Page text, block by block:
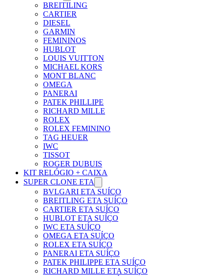
BREITILING
CARTIER
DIESEL
GARMIN
FEMININOS
HUBLOT
LOUIS VUITTON
MICHAEL KORS
MONT BLANC
OMEGA
PANERAI
PATEK PHILLIPE
RICHARD MILLE
ROLEX
ROLEX FEMININO
TAG HEUER
IWC
TISSOT
ROGER DUBUIS
KIT RELÓGIO + CAIXA
SUPER CLONE ETA
BVLGARI ETA SUÍÇO
BREITLING ETA SUÍÇO
CARTIER ETA SUÍÇO
HUBLOT ETA SUÍÇO
IWC ETA SUÍÇO
OMEGA ETA SUÍÇO
ROLEX ETA SUÍÇO
PANERAI ETA SUÍÇO
PATEK PHILIPPE ETA SUÍÇO
RICHARD MILLE ETA SUÍÇO